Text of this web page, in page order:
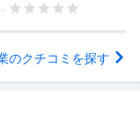
のクチコミを探す